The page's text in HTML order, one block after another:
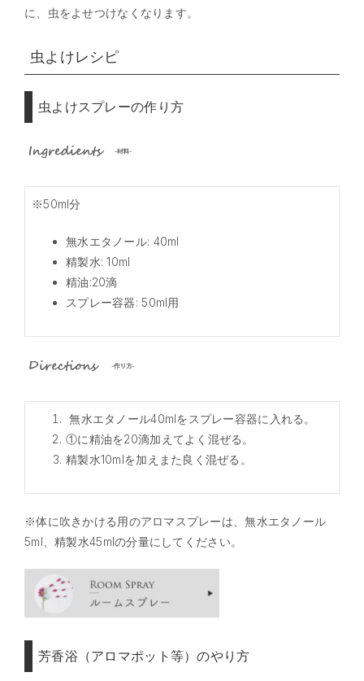
に、虫をよせつけなくなります。
虫よけレシピ
虫よけスプレーの作り方
※50ml分
無水エタノール: 40ml
精製水: 10ml
精油:20滴
スプレー容器: 50ml用
無水エタノール40mlをスプレー容器に入れる。
①に精油を20滴加えてよく混ぜる。
精製水10mlを加えまた良く混ぜる。
※体に吹きかける用のアロマスプレーは、無水エタノール
5ml、精製水45mlの分量にしてください。
芳香浴（アロマポット等）のやり方